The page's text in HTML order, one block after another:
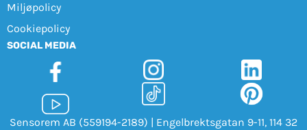
Miljøpolicy
Cookiepolicy
SOCIAL MEDIA
Sensorem AB (559194-2189) | Engelbrektsgatan 9-11, 114 32